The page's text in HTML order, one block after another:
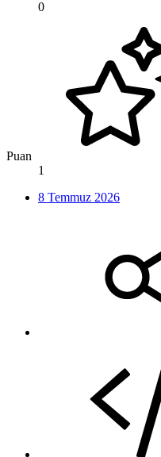
0
Puan
1
8 Temmuz 2026